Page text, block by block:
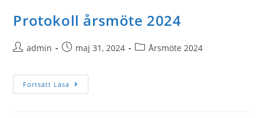
Protokoll årsmöte 2024
admin maj 31, 2024 Årsmöte 2024
Fortsätt Läsa